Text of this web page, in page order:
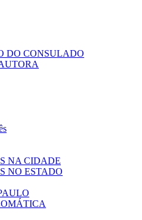
DO CONSULADO
NA CIDADE
NO ESTADO